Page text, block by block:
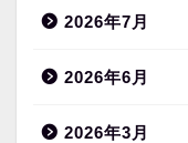
2026年7月
2026年6月
2026年3月